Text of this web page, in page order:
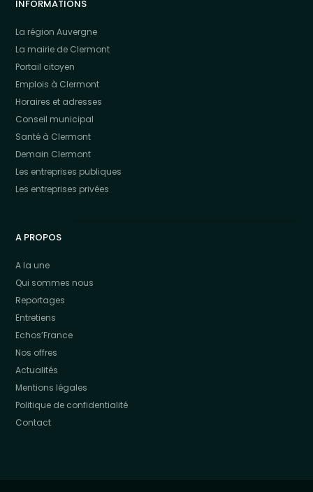
INFORMATIONS
La région Auvergne
La mairie de Clermont
Portail citoyen
Emplois à Clermont
Horaires et adresses
Conseil municipal
Santé à Clermont
Demain Clermont
Les entreprises publiques
Les entreprises privées
A PROPOS
A la une
Qui sommes nous
Reportages
Entretiens
Echos’France
Nos offres
Actualités
Mentions légales
Politique de confidentialité
Contact